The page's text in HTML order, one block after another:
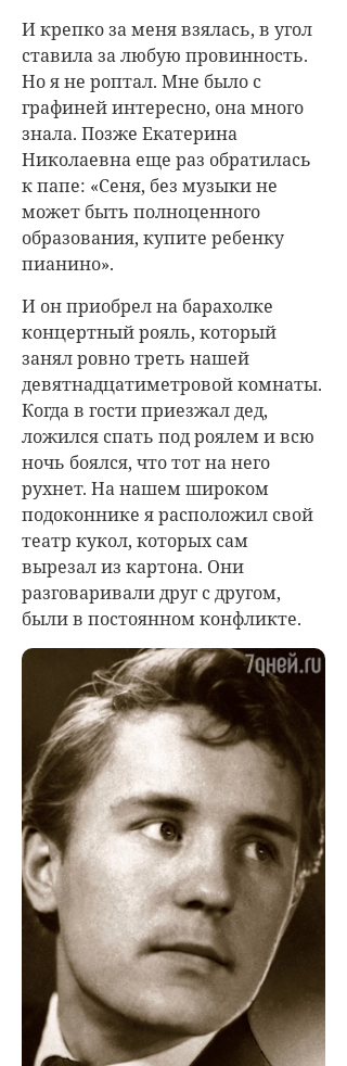
И крепко за меня взялась, в угол
ставила за любую провинность.
Но я не роптал. Мне было с
графиней интересно, она много
знала. Позже Екатерина
Николаевна еще раз обратилась
к папе: «Сеня, без музыки не
может быть полноценного
образования, купите ребенку
пианино».
И он приобрел на барахолке
концертный рояль, который
занял ровно треть нашей
девятнадцатиметровой комнаты.
Когда в гости приезжал дед,
ложился спать под роялем и всю
ночь боялся, что тот на него
рухнет. На нашем широком
подоконнике я расположил свой
театр кукол, которых сам
вырезал из картона. Они
разговаривали друг с другом,
были в постоянном конфликте.